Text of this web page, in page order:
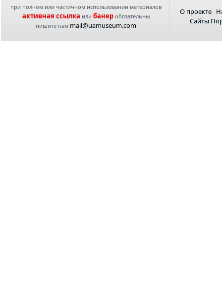
при полном или частичном использовании материалов
активная ссылка или банеробязательны
пишите нам mail@uamuseum.com
О проекте
Сайты